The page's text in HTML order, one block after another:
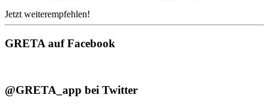
Jetzt weiterempfehlen!
GRETA auf Facebook
@GRETA_app bei Twitter